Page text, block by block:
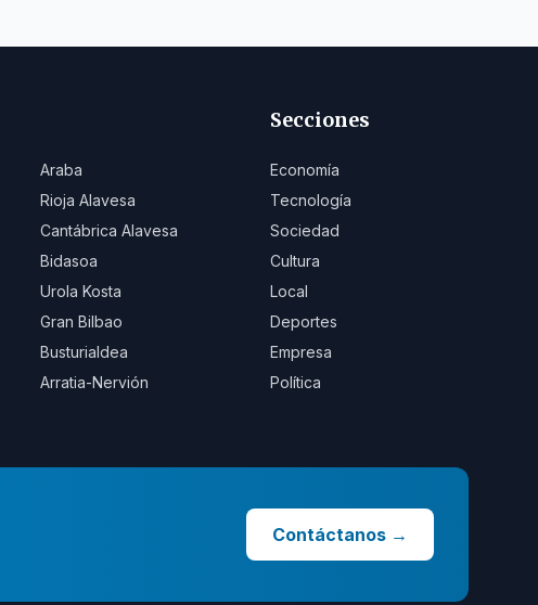
Araba
Rioja Alavesa
Cantábrica Alavesa
Bidasoa
Urola Kosta
Gran Bilbao
Busturialdea
Arratia-Nervión
Secciones
Economía
Tecnología
Sociedad
Cultura
Local
Deportes
Empresa
Política
Contáctanos →